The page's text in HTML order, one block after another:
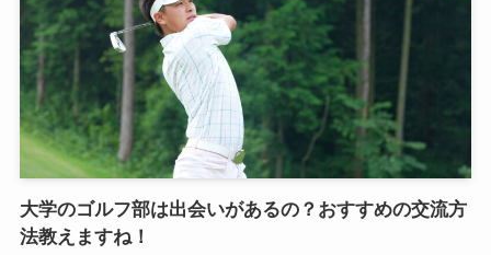
大学のゴルフ部は出会いがあるの？おすすめの交流方
法教えますね！